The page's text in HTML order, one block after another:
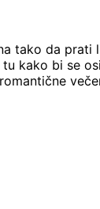
tako da
kako bi se